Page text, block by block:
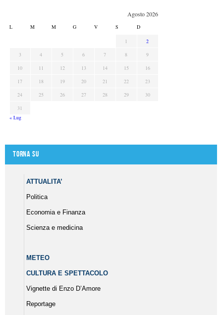
Agosto 2026
L M M G V S D
1
2
3
4 5 6 7 8
9
10
11 12 13 14 15
16
17
18 19 20 21 22
23
24
25 26 27 28 29
30
31
« Lug
Torna su
ATTUALITA’
Politica
Economia e Finanza
Scienza e medicina
METEO
CULTURA E SPETTACOLO
Vignette di Enzo D’Amore
Reportage